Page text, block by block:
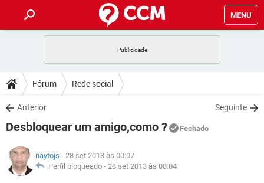
MENU
CELULAR
OUTLOOK
INSTAGRAM GMAIL
GUIA DE COMPRAS
DICAS
JOGOS
INSTAGRAM
GUIA DE COMPRAS
DOWNLOADS
JOGOS WHATSAPP
CELULAR
OUTLOOK EXCEL
JOGOS
CELULAR
GLOSSÁRIO
Fórum Rede social
Anterior Seguinte
Desbloquear um amigo,como ? Fechado
naytojs - 28 set 2013 às 00:07
Perfil bloqueado - 28 set 2013 às 08:04